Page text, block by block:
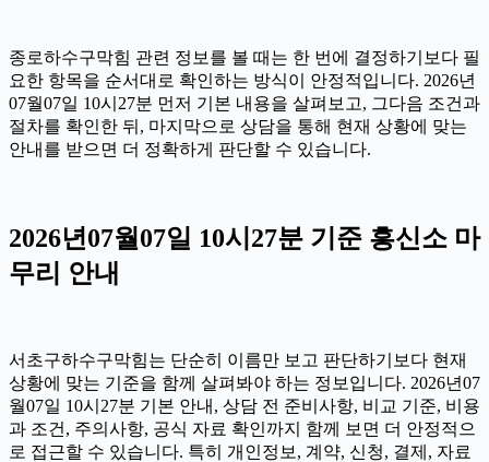
종로하수구막힘 관련 정보를 볼 때는 한 번에 결정하기보다 필
요한 항목을 순서대로 확인하는 방식이 안정적입니다. 2026년
07월07일 10시27분 먼저 기본 내용을 살펴보고, 그다음 조건과
절차를 확인한 뒤, 마지막으로 상담을 통해 현재 상황에 맞는
안내를 받으면 더 정확하게 판단할 수 있습니다.
2026년07월07일 10시27분 기준 흥신소 마
무리 안내
서초구하수구막힘는 단순히 이름만 보고 판단하기보다 현재
상황에 맞는 기준을 함께 살펴봐야 하는 정보입니다. 2026년07
월07일 10시27분 기본 안내, 상담 전 준비사항, 비교 기준, 비용
과 조건, 주의사항, 공식 자료 확인까지 함께 보면 더 안정적으
로 접근할 수 있습니다. 특히 개인정보, 계약, 신청, 결제, 자료